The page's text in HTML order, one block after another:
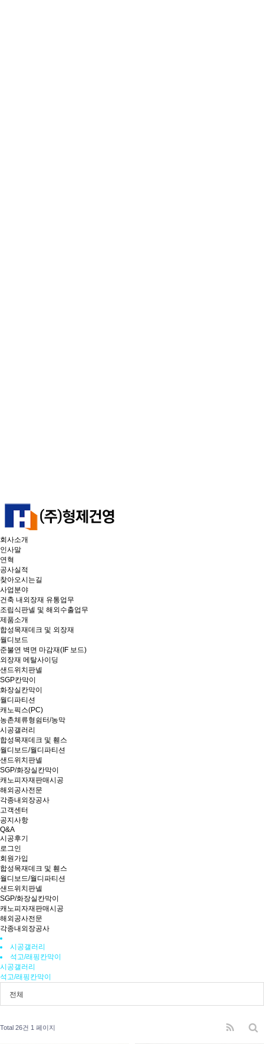
회사소개
인사말
연혁
공사실적
찾아오시는길
사업분야
건축 내외장재 유통업무
조립식판넬 및 해외수출업무
제품소개
합성목재데크 및 외장재
월디보드
준불연 벽면 마감재(IF 보드)
외장재 메탈사이딩
샌드위치판넬
SGP칸막이
화장실칸막이
월디파티션
캐노픽스(PC)
농촌체류형쉼터/농막
시공갤러리
합성목재데크 및 휀스
월디보드/월디파티션
샌드위치판넬
SGP/화장실칸막이
캐노피자재판매시공
해외공사전문
각종내외장공사
고객센터
공지사항
Q&A
시공후기
로그인
회원가입
합성목재데크 및 휀스
월디보드/월디파티션
샌드위치판넬
SGP/화장실칸막이
캐노피자재판매시공
해외공사전문
각종내외장공사
시공갤러리
석고/래핑칸막이
시공갤러리
석고/래핑칸막이
전체
Total 26건 1 페이지